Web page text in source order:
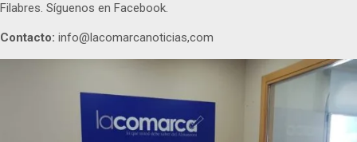
Filabres. Síguenos en Facebook.
Contacto: info@lacomarcanoticias,com